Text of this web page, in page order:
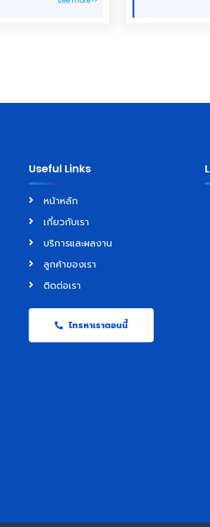
Useful Links
หน้าหลัก
เกี่ยวกับเรา
บริการและผลงาน
ลูกค้าของเรา
ติดต่อเรา
โทรหาเราตอนนี้